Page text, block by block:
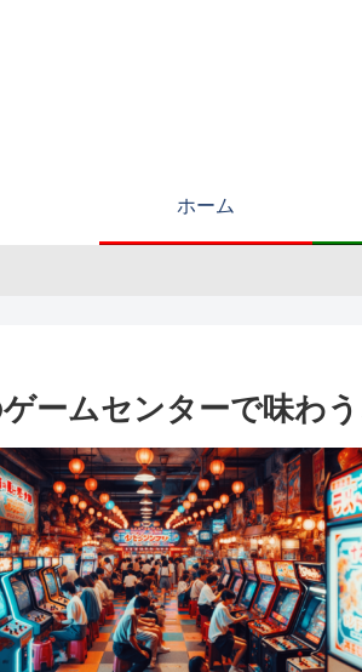
ホーム
ームセンターで味わ